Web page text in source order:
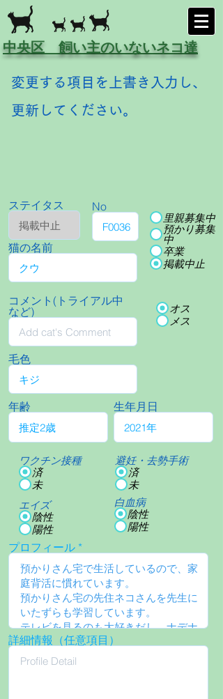
中央区 飼い主のいないネコ達
変更する項目を上書き入力し、
更新してください。
ステイタス No
猫の名前
里親募集中
預かり募集
中
卒業
掲載中止
コメント(トライアル中
など)
オス
メス
毛色
年齢
ワクチン接種
済
未
エイズ
陰性
陽性
生年月日
避妊・去勢手術
済
未
白血病
陰性
陽性
プロフィール
詳細情報（任意項目）